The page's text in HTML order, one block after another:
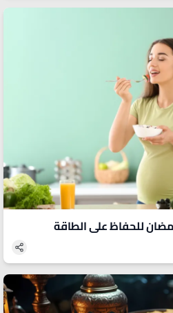
للحفاظ على الطاقة